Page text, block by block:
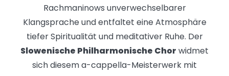
Rachmaninows unverwechselbarer
Klangsprache und entfaltet eine Atmosphäre
tiefer Spiritualität und meditativer Ruhe. Der
Slowenische Philharmonische Chor widmet
sich diesem a-cappella-Meisterwerk mit